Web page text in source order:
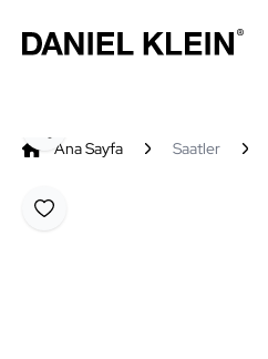
Ana Sayfa Saatler
Favoriye Ekle
Paylaş